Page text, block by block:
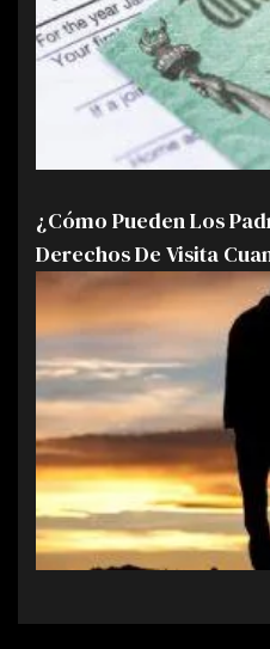
¿Cómo Pueden Los
Derechos De Visita